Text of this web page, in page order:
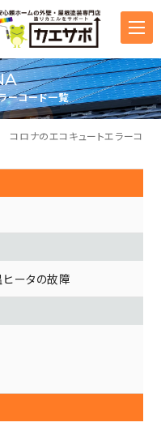
ーコード一覧
コロナのエコキュートエラーコー
ータの故障